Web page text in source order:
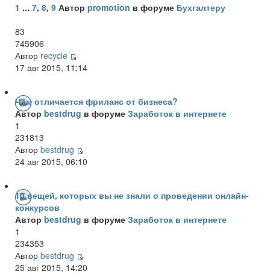
1 ... 7, 8, 9 Автор promotion в форуме Бухгалтеру
83
745906
Автор recycle
17 авг 2015, 11:14
Чем отличается фриланс от бизнеса?
Автор bestdrug в форуме Заработок в интернете
1
231813
Автор bestdrug
24 авг 2015, 06:10
10 вещей, которых вы не знали о проведении онлайн-
конкурсов
Автор bestdrug в форуме Заработок в интернете
1
234353
Автор bestdrug
25 авг 2015, 14:20